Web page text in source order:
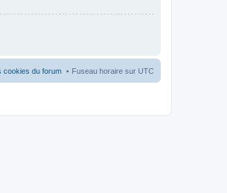
Fuseau horaire sur UTC
cookies du forum